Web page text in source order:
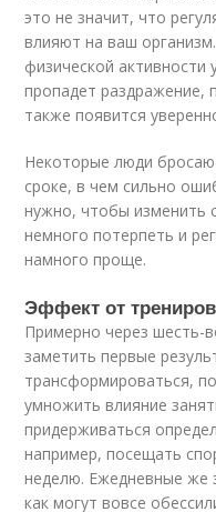
это не значит, что
влияют на ваш
физической активности
пропадет раздражение,
также появится
Некоторые люди
сроке, в чем сильно
нужно, чтобы изменить
немного потерпеть и
намного проще.
Эффект от
Примерно через шесть-
заметить первые
трансформироваться,
умножить влияние
придерживаться
например, посещать
неделю. Ежедневные же
как могут вовсе